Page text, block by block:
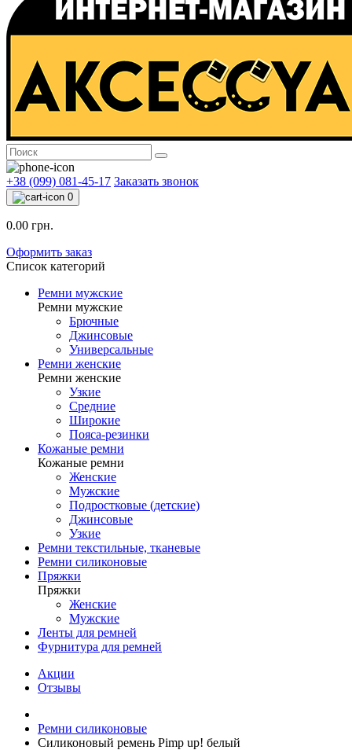
+38 (099) 081-45-17 Заказать звонок
0
0.00 грн.
Оформить заказ
Список категорий
Ремни мужские
Ремни мужские
Брючные
Джинсовые
Универсальные
Ремни женские
Ремни женские
Узкие
Средние
Широкие
Пояса-резинки
Кожаные ремни
Кожаные ремни
Женские
Мужские
Подростковые (детские)
Джинсовые
Узкие
Ремни текстильные, тканевые
Ремни силиконовые
Пряжки
Пряжки
Женские
Мужские
Ленты для ремней
Фурнитура для ремней
Акции
Отзывы
Ремни силиконовые
Силиконовый ремень Pimp up! белый